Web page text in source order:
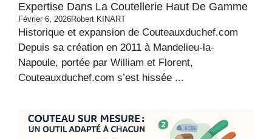
Expertise Dans La Coutellerie Haut De Gamme
Février 6, 2026Robert KINART
Historique et expansion de Couteauxduchef.com
Depuis sa création en 2011 à Mandelieu-la-
Napoule, portée par William et Florent,
Couteauxduchef.com s’est hissée ...